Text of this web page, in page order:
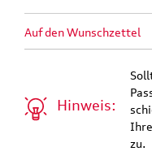
Auf den Wunschzettel
Hinweis:
zu.